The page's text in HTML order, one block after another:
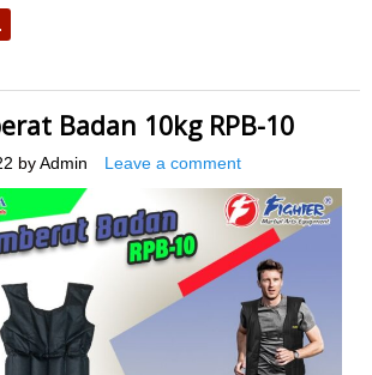
Badan 10kg RPB-10
by Admin Leave a comment